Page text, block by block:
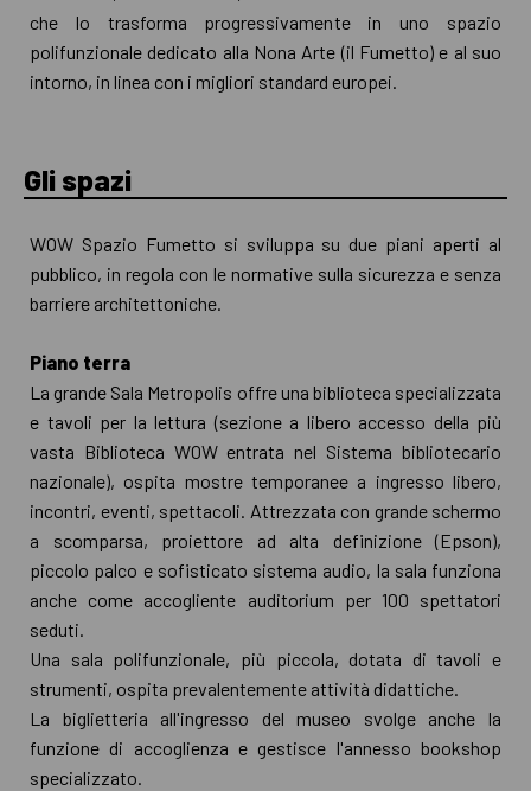
che lo trasforma progressivamente in uno spazio
polifunzionale dedicato alla Nona Arte (il Fumetto) e al suo
intorno, in linea con i migliori standard europei.
Gli spazi
WOW Spazio Fumetto si sviluppa su due piani aperti al
pubblico, in regola con le normative sulla sicurezza e senza
barriere architettoniche.
Piano terra
La grande Sala Metropolis offre una biblioteca specializzata
e tavoli per la lettura (sezione a libero accesso della più
vasta Biblioteca WOW entrata nel Sistema bibliotecario
nazionale), ospita mostre temporanee a ingresso libero,
incontri, eventi, spettacoli. Attrezzata con grande schermo
a scomparsa, proiettore ad alta definizione (Epson),
piccolo palco e sofisticato sistema audio, la sala funziona
anche come accogliente auditorium per 100 spettatori
seduti.
Una sala polifunzionale, più piccola, dotata di tavoli e
strumenti, ospita prevalentemente attività didattiche.
La biglietteria all'ingresso del museo svolge anche la
funzione di accoglienza e gestisce l'annesso bookshop
specializzato.